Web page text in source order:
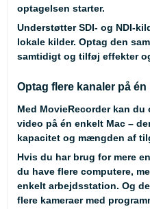
optagelsen starter.
Understøtter SDI- og NDI-
lokale kilder. Optag den
samtidigt og tilføj effekter
Optag flere kanaler på én
Med MovieRecorder kan du
video på én enkelt Mac –
kapacitet og mængden af
Hvis du har brug for mere
du have flere computere,
enkelt arbejdsstation. Og
flere kameraer med